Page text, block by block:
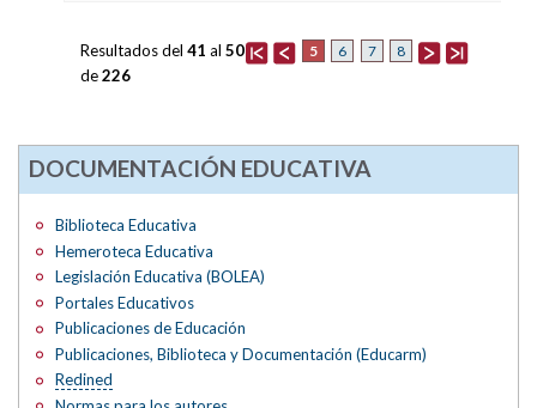
5 6 7 8
Resultados del 41 al 50
de226
DOCUMENTACIÓN EDUCATIVA
Biblioteca Educativa
Hemeroteca Educativa
Legislación Educativa (BOLEA)
Portales Educativos
Publicaciones de Educación
Publicaciones, Biblioteca y Documentación (Educarm)
Redined